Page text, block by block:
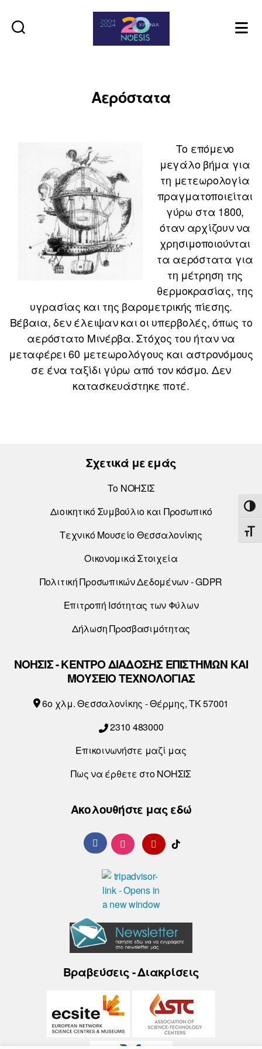
Αερόστατα
Το επόμενο
μεγάλο βήμα για
τη μετεωρολογία
πραγματοποιείται
γύρω στα 1800,
όταν αρχίζουν να
χρησιμοποιούνται
τα αερόστατα για
τη μέτρηση της
θερμοκρασίας, της
υγρασίας και της βαρομετρικής πίεσης.
Βέβαια, δεν έλειψαν και οι υπερβολές, όπως το
αερόστατο Μινέρβα. Στόχος του ήταν να
μεταφέρει 60 μετεωρολόγους και αστρονόμους
σε ένα ταξίδι γύρω από τον κόσμο. Δεν
κατασκευάστηκε ποτέ.
Σχετικά με εμάς
Το ΝΟΗΣΙΣ
Διοικητικό Συμβούλιο και Προσωπικό
Τεχνικό Μουσείο Θεσσαλονίκης
Οικονομικά Στοιχεία
Πολιτική Προσωπικών Δεδομένων - GDPR
Επιτροπή Ισότητας των Φύλων
Δήλωση Προσβασιμότητας
ΝΟΗΣΙΣ - ΚΕΝΤΡΟ ΔΙΑΔΟΣΗΣ ΕΠΙΣΤΗΜΩΝ ΚΑΙ
ΜΟΥΣΕΙΟ ΤΕΧΝΟΛΟΓΙΑΣ
6o χλμ. Θεσσαλονίκης - Θέρμης, ΤΚ 57001
2310 483000
Επικοινωνήστε μαζί μας
Πως να έρθετε στο ΝΟΗΣΙΣ
Ακολουθήστε μας εδώ
Βραβεύσεις - Διακρίσεις